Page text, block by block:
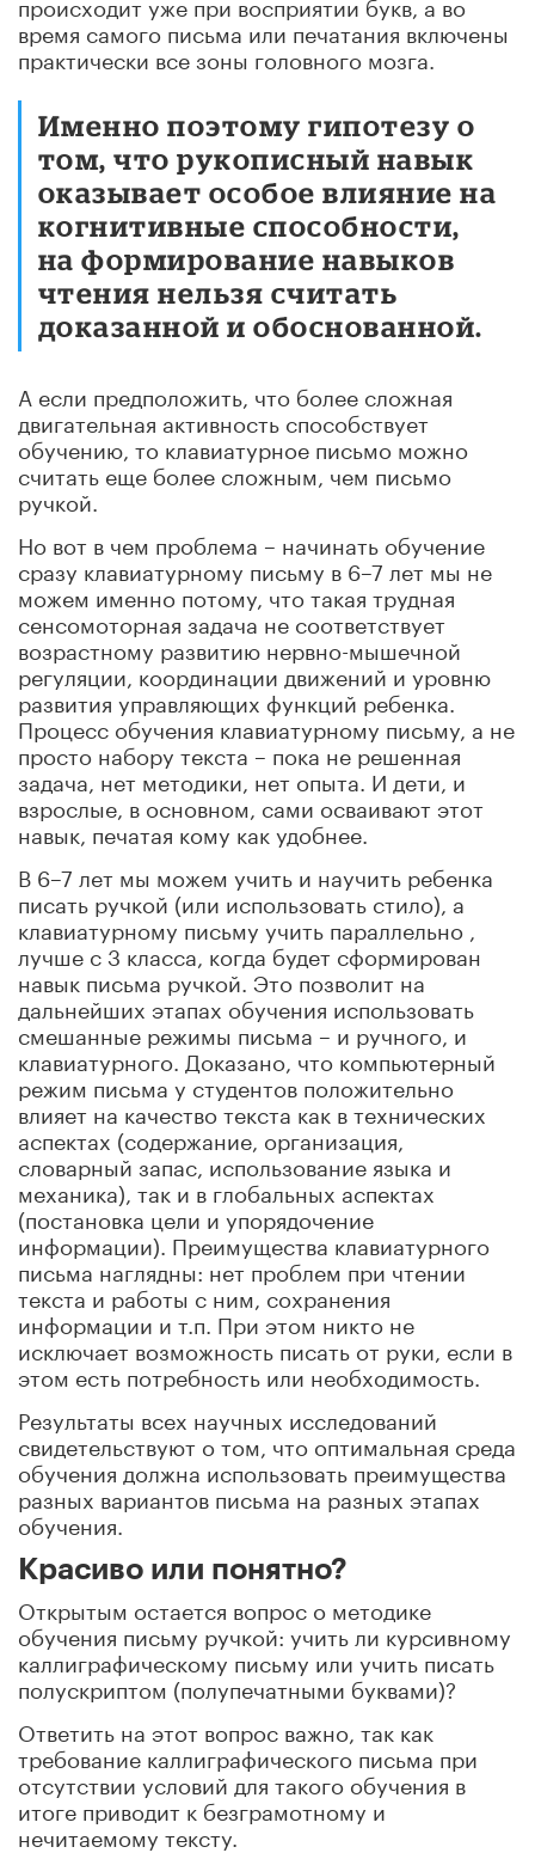
время самого письма или печатания включены
практически все зоны головного мозга.
Именно поэтому гипотезу о
том, что рукописный навык
оказывает особое влияние на
когнитивные способности,
на формирование навыков
чтения нельзя считать
доказанной и обоснованной.
А если предположить, что более сложная
двигательная активность способствует
обучению, то клавиатурное письмо можно
считать еще более сложным, чем письмо
ручкой.
Но вот в чем проблема – начинать обучение
сразу клавиатурному письму в 6–7 лет мы не
можем именно потому, что такая трудная
сенсомоторная задача не соответствует
возрастному развитию нервно-мышечной
регуляции, координации движений и уровню
развития управляющих функций ребенка.
Процесс обучения клавиатурному письму, а не
просто набору текста – пока не решенная
задача, нет методики, нет опыта. И дети, и
взрослые, в основном, сами осваивают этот
навык, печатая кому как удобнее.
В 6–7 лет мы можем учить и научить ребенка
писать ручкой (или использовать стило), а
клавиатурному письму учить параллельно ,
лучше с 3 класса, когда будет сформирован
навык письма ручкой. Это позволит на
дальнейших этапах обучения использовать
смешанные режимы письма – и ручного, и
клавиатурного. Доказано, что компьютерный
режим письма у студентов положительно
влияет на качество текста как в технических
аспектах (содержание, организация,
словарный запас, использование языка и
механика), так и в глобальных аспектах
(постановка цели и упорядочение
информации). Преимущества клавиатурного
письма наглядны: нет проблем при чтении
текста и работы с ним, сохранения
информации и т.п. При этом никто не
исключает возможность писать от руки, если в
этом есть потребность или необходимость.
Результаты всех научных исследований
свидетельствуют о том, что оптимальная среда
обучения должна использовать преимущества
разных вариантов письма на разных этапах
обучения.
Красиво или понятно?
Открытым остается вопрос о методике
обучения письму ручкой: учить ли курсивному
каллиграфическому письму или учить писать
полускриптом (полупечатными буквами)?
Ответить на этот вопрос важно, так как
требование каллиграфического письма при
отсутствии условий для такого обучения в
итоге приводит к безграмотному и
нечитаемому тексту.